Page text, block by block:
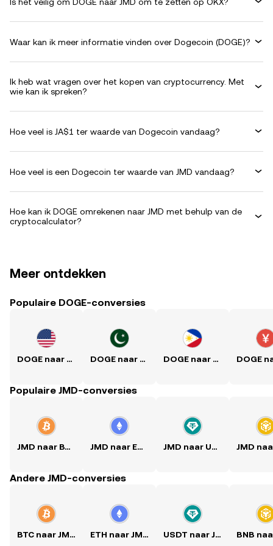
Waar kan ik meer informatie vinden over Dogecoin (DOGE)?
Ik heb wat vragen over het kopen van cryptocurrency. Met
wie kan ik spreken?
Hoe veel is JA$1 ter waarde van Dogecoin vandaag?
Hoe veel is een Dogecoin ter waarde van JMD vandaag?
Hoe kan ik DOGE omrekenen naar JMD met behulp van de
cryptocalculator?
Meer ontdekken
Populaire DOGE-conversies
DOGE naar USD DOGE naar PKR DOGE naar PHP
Populaire JMD-conversies
JMD naar BTC JMD naar ETH JMD naar USDT
Andere JMD-conversies
BTC naar JMD ETH naar JMD USDT naar JMD